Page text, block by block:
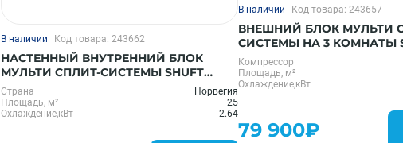
В наличии Код товара: 243662
НАСТЕННЫЙ ВНУТРЕННИЙ БЛОК
МУЛЬТИ СПЛИТ-СИСТЕМЫ SHUFT
SFMS/I-09 HB FMI/N8
Страна
Норвегия
Площадь, м²
25
Охлаждение,кВт
2.64
В наличии Код товара: 243657
ВНЕШНИЙ БЛОК МУЛЬТИ
СИСТЕМЫ НА 3 КОМНАТЫ
SFMO/I-21 FMI-3/N8
Компрессор
Площадь, м²
Охлаждение,кВт
79 900₽